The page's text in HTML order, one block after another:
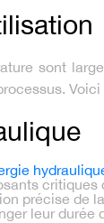
sont
précise de
leur durée